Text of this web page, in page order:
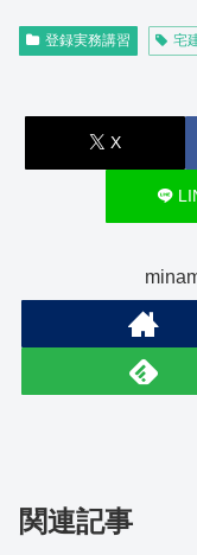
登録実務講習 宅
X
関連記事